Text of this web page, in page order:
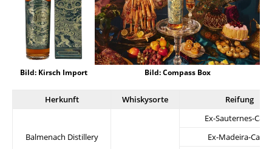
Bild: Kirsch Import Bild: Compass Box
Herkunft Whiskysorte Reifung
Balmenach Distillery
Ex-Sauternes-
Ex-Madeira-Casks